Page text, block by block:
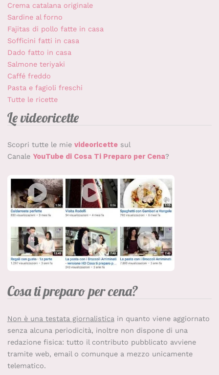
Crema catalana originale
Sardine al forno
Fajitas di pollo fatte in casa
Sofficini fatti in casa
Dado fatto in casa
Salmone teriyaki
Caffé freddo
Pasta e fagioli freschi
Tutte le ricette
Le videoricette
Scopri tutte le mie videoricettesul
Canale YouTube di Cosa Ti Preparo per Cena?
Cosa ti preparo per cena?
Non è una testata giornalistica in quanto viene aggiornato
senza alcuna periodicità, inoltre non dispone di una
redazione fisica: tutto il contributo pubblicato avviene
tramite web, email o comunque a mezzo unicamente
telematico.